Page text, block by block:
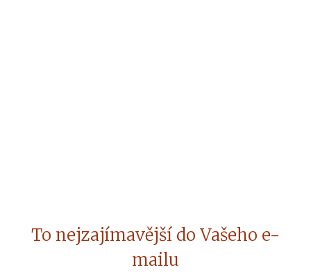
To nejzajímavější do Vašeho e-
mailu